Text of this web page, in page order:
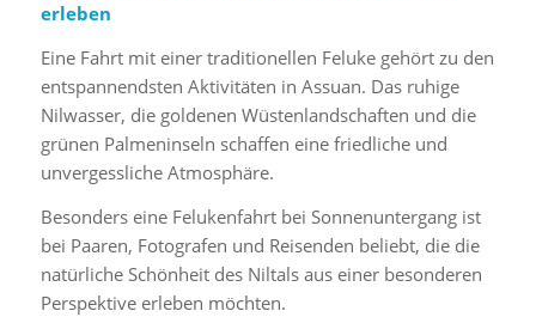
erleben
Eine Fahrt mit einer traditionellen Feluke gehört zu den
entspannendsten Aktivitäten in Assuan. Das ruhige
Nilwasser, die goldenen Wüstenlandschaften und die
grünen Palmeninseln schaffen eine friedliche und
unvergessliche Atmosphäre.
Besonders eine Felukenfahrt bei Sonnenuntergang ist
bei Paaren, Fotografen und Reisenden beliebt, die die
natürliche Schönheit des Niltals aus einer besonderen
Perspektive erleben möchten.